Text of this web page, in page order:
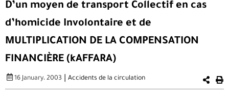
D’un moyen de transport Collectif en cas
d’homicide Involontaire et de
MULTIPLICATION DE LA COMPENSATION
FINANCIÈRE (kAFFARA)
16 January، 2003 Accidents de la circulation